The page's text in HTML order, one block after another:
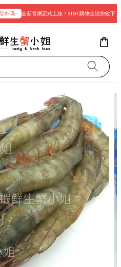
哦~ 全新官網正式上線！$100 購物金請您收下